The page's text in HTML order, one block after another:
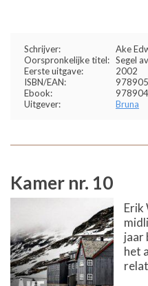
Schrijver:
Ake
Oorspronkelijke titel: Segel
Eerste uitgave:
2002
ISBN/EAN:
Ebook:
Uitgever:
Bruna
Kamer nr. 10
Erik
jaar
het